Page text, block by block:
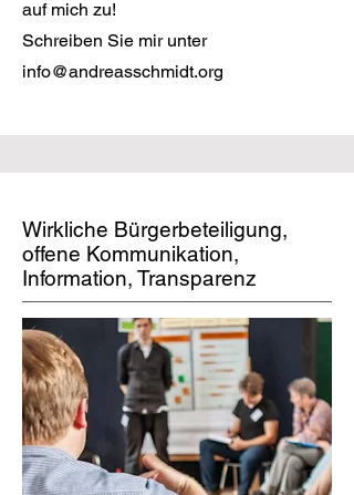
auf mich zu!
Schreiben Sie mir unter
info@andreasschmidt.org
Wirkliche Bürgerbeteiligung,
offene Kommunikation,
Information, Transparenz